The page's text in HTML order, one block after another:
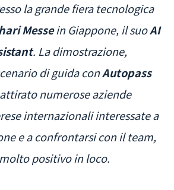
la grande fiera tecnologica
Messein Giappone, il suoAI
. La dimostrazione,
di guida conAutopass
numerose aziende
internazionali interessate a
e a confrontarsi con il team,
positivo in loco.